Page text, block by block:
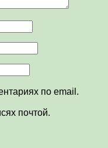
по email.
почтой.